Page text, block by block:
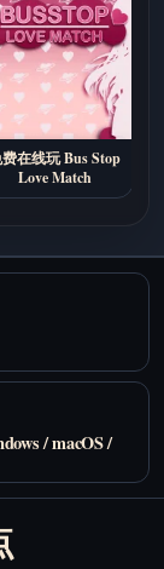
在线玩 Bus Stop
Love Match
/ macOS /